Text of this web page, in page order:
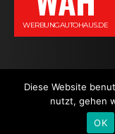
WERBUNGAUTOHAUS.DE
AGB
Diese Website
nutzt, gehen
OK